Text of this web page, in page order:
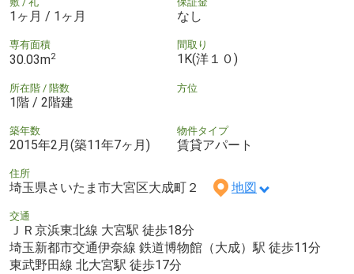
1ヶ月 / 1ヶ月 なし
専有面積
30.03m2
間取り
1K(洋１０)
所在階 / 階数
1階 / 2階建
方位
築年数
2015年2月(築11年7ヶ月)
物件タイプ
賃貸アパート
住所
埼玉県さいたま市大宮区大成町２ 地図
交通
ＪＲ京浜東北線 大宮駅 徒歩18分
埼玉新都市交通伊奈線 鉄道博物館（大成）駅 徒歩11分
東武野田線 北大宮駅 徒歩17分